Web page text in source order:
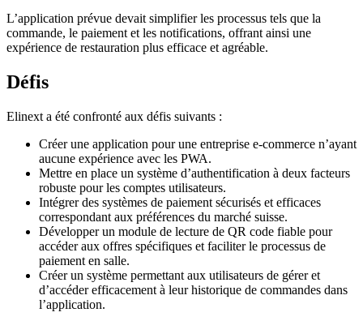
L’application prévue devait simplifier les processus tels que la
commande, le paiement et les notifications, offrant ainsi une
expérience de restauration plus efficace et agréable.
Défis
Elinext a été confronté aux défis suivants :
Créer une application pour une entreprise e-commerce n’ayant
aucune expérience avec les PWA.
Mettre en place un système d’authentification à deux facteurs
robuste pour les comptes utilisateurs.
Intégrer des systèmes de paiement sécurisés et efficaces
correspondant aux préférences du marché suisse.
Développer un module de lecture de QR code fiable pour
accéder aux offres spécifiques et faciliter le processus de
paiement en salle.
Créer un système permettant aux utilisateurs de gérer et
d’accéder efficacement à leur historique de commandes dans
l’application.